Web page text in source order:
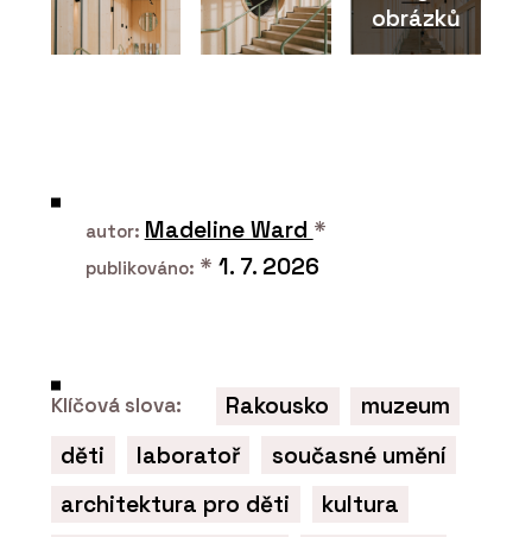
obrázků
autor: Madeline Ward *
publikováno: * 1. 7. 2026
Klíčová slova: Rakousko
muzeum
děti
laboratoř
současné umění
architektura pro děti
kultura